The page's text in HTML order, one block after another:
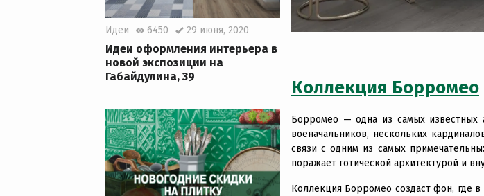
Идеи 6450 29 июня, 2020
Идеи оформления интерьера в
новой экспозиции на
Габайдулина, 39
Коллекция Борромео
Борромео — одна из самых известных
военачальников, нескольких
связи с одним из самых
поражает готической архитектурой и
Коллекция Борромео создаст фон, где